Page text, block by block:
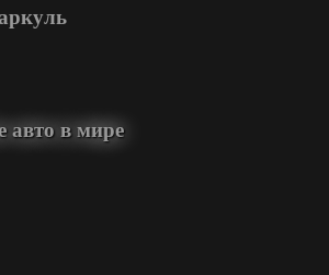
авто в мире